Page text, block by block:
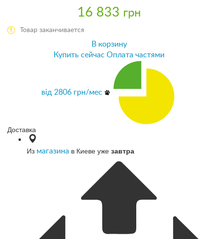
16 833 грн
Товар заканчивается
В корзину
Купить сейчас Оплата частями
від 2806грн/мес
Доставка
Из магазина в Киеве уже завтра